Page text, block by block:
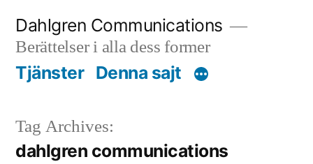
content
Dahlgren Communications
Berättelser i alla dess former
Tjänster Denna sajt
Tag Archives:
dahlgren communications